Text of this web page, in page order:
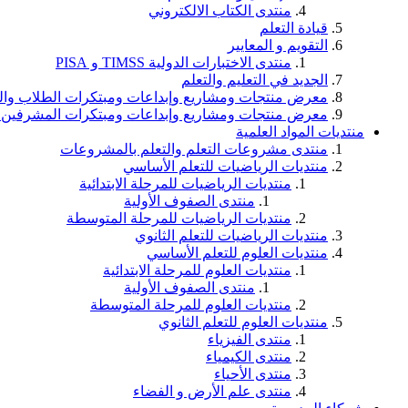
منتدى الكتاب الالكتروني
قيادة التعلم
التقويم و المعايير
منتدى الاختبارات الدولية TIMSS و PISA
الجديد في التعليم والتعلم
معرض منتجات ومشاريع وإبداعات ومبتكرات الطلاب
معرض منتجات ومشاريع وإبداعات ومبتكرات
منتديات المواد العلمية
منتدى مشروعات التعلم والتعلم بالمشروعات
منتديات الرياضيات للتعلم الأساسي
منتديات الرياضيات للمرحلة الابتدائية
منتدى الصفوف الأولية
منتديات الرياضيات للمرحلة المتوسطة
منتديات الرياضيات للتعلم الثانوي
منتديات العلوم للتعلم الأساسي
منتديات العلوم للمرحلة الابتدائية
منتدى الصفوف الأولية
منتديات العلوم للمرحلة المتوسطة
منتديات العلوم للتعلم الثانوي
منتدى الفيزياء
منتدى الكيمياء
منتدى الأحياء
منتدى علم الأرض و الفضاء